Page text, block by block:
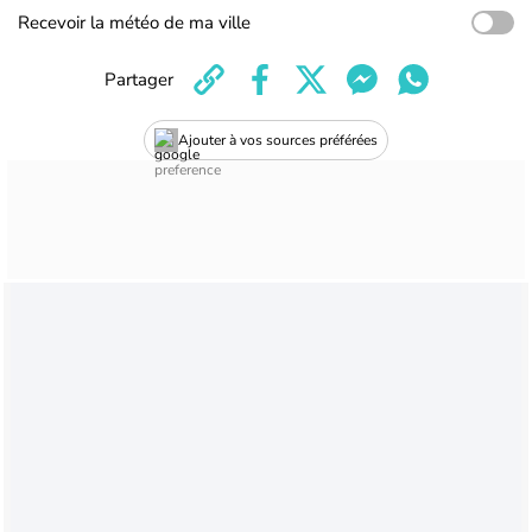
Recevoir la météo de ma ville
Ajouter à vos sources préférées
Partager